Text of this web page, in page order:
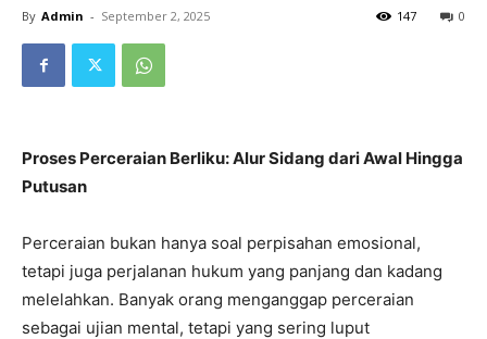
By Admin - September 2, 2025 0
147
Proses Perceraian Berliku: Alur Sidang dari Awal Hingga
Putusan
Perceraian bukan hanya soal perpisahan emosional,
tetapi juga perjalanan hukum yang panjang dan kadang
melelahkan. Banyak orang menganggap perceraian
sebagai ujian mental, tetapi yang sering luput